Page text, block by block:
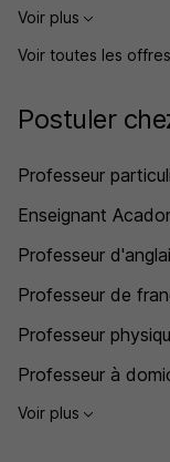
Voir plus
Voir toutes les
Postuler
Professeur
Enseignant
Professeur
Professeur de
Professeur
Professeur à
Voir plus